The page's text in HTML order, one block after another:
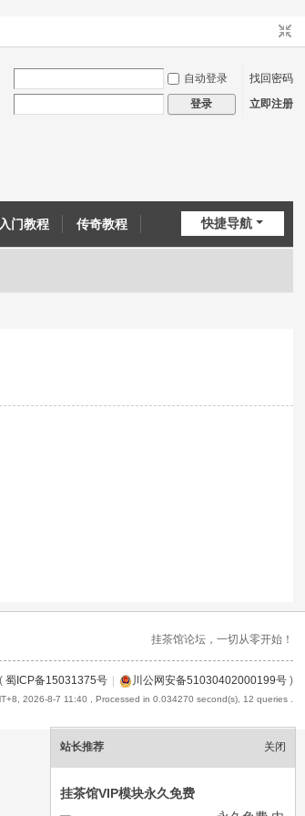
自动登录
找回密码
登录 立即注册
快捷导航
入门教程 传奇教程
关闭
站长推荐
挂茶馆VIP模块永久免费
挂茶馆论坛，一切从零开始！
蜀ICP备15031375号 | 川公网安备51030402000199号)
2026-8-7 11:40 , Processed in 0.034270 second(s), 12 queries .